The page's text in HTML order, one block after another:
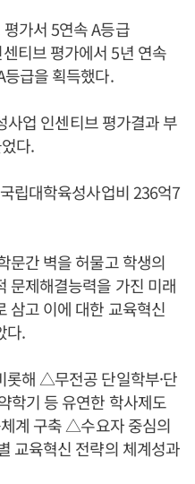
가서 5연속 A등급
티브 평가에서 5년 연속
급을 획득했다.
업 인센티브 평가결과 부
다.
립대학육성사업비 236억7
문간 벽을 허물고 학생의
문제해결능력을 가진 미래
삼고 이에 대한 교육혁신
다.
롯해 △무전공 단일학부·단
학기 등 유연한 학사제도
계 구축 △수요자 중심의
교육혁신 전략의 체계성과